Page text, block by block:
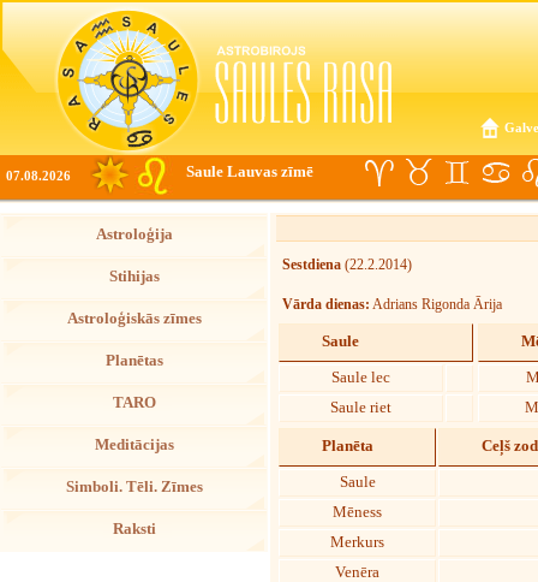
07.08.2026 Saule Lauvas zīmē
Astroloģija
Stihijas
Astroloģiskās zīmes
Planētas
TARO
Meditācijas
Simboli. Tēli. Zīmes
Raksti
Sestdiena (22.2.2014)
Vārda dienas: Adrians Rigonda Ārija
Saule
Saule lec
Saule riet
Planēta Ceļš
Saule
Mēness
Merkurs
Venēra